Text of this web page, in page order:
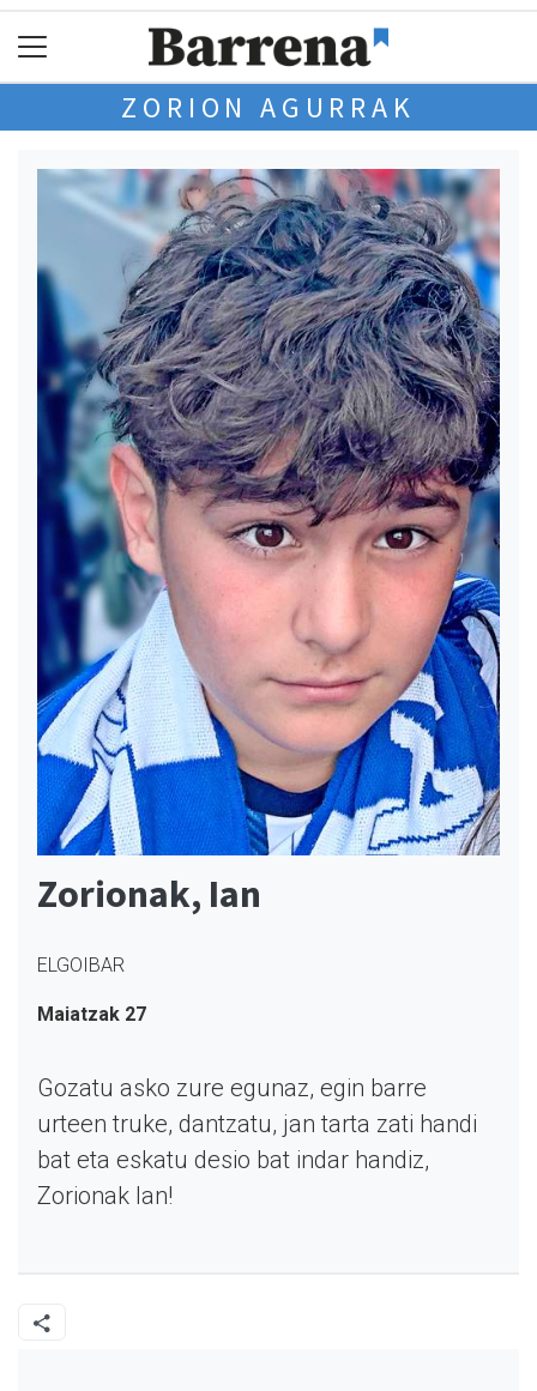
ZORION AGURRAK
Zorionak, Ian
ELGOIBAR
Maiatzak 27
Gozatu asko zure egunaz, egin barre
urteen truke, dantzatu, jan tarta zati handi
bat eta eskatu desio bat indar handiz,
Zorionak Ian!